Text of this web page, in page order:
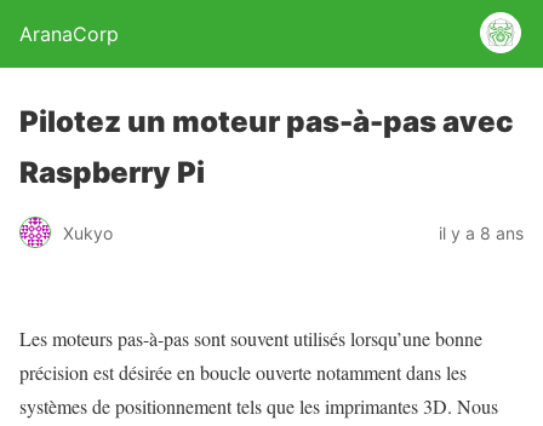
AranaCorp
Pilotez un moteur pas-à-pas avec
Raspberry Pi
Xukyo il y a 8 ans
Les moteurs pas-à-pas sont souvent utilisés lorsqu’une bonne
précision est désirée en boucle ouverte notamment dans les
systèmes de positionnement tels que les imprimantes 3D. Nous